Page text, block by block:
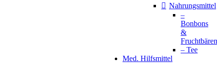
Nahrungsmittel
–
Bonbons
&
Fruchtbären
– Tee
Med. Hilfsmittel